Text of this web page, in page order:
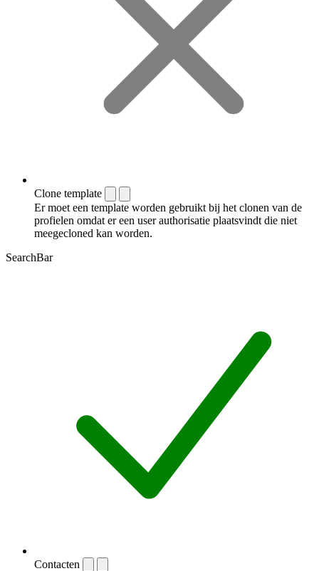
Clone template
Er moet een template worden gebruikt bij het clonen van de
profielen omdat er een user authorisatie plaatsvindt die niet
meegecloned kan worden.
SearchBar
Contacten